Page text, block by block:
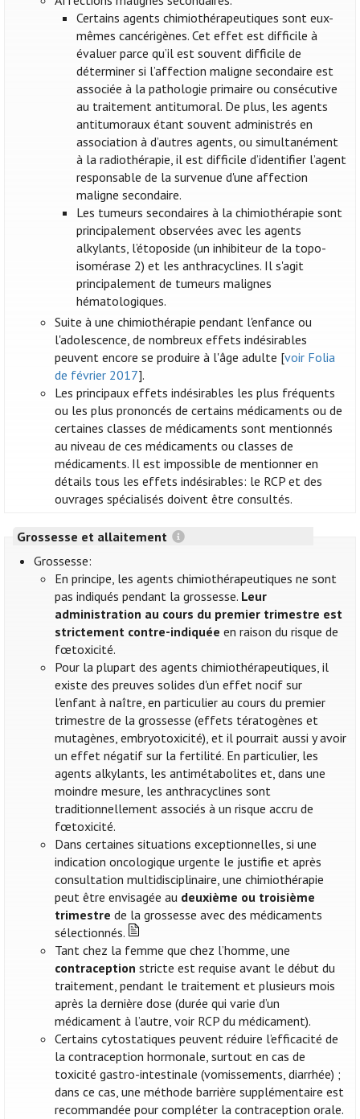
Certains agents chimiothérapeutiques sont eux-
mêmes cancérigènes. Cet effet est difficile à
évaluer parce qu’il est souvent difficile de
déterminer si l’affection maligne secondaire est
associée à la pathologie primaire ou consécutive
au traitement antitumoral. De plus, les agents
antitumoraux étant souvent administrés en
association à d’autres agents, ou simultanément
à la radiothérapie, il est difficile d’identifier l’agent
responsable de la survenue d'une affection
maligne secondaire.
Les tumeurs secondaires à la chimiothérapie sont
principalement observées avec les agents
alkylants, l’étoposide (un inhibiteur de la topo-
isomérase 2) et les anthracyclines. Il s'agit
principalement de tumeurs malignes
hématologiques.
Suite à une chimiothérapie pendant l'enfance ou
l'adolescence, de nombreux effets indésirables
peuvent encore se produire à l'âge adulte [voir Folia
de février 2017].
Les principaux effets indésirables les plus fréquents
ou les plus prononcés de certains médicaments ou de
certaines classes de médicaments sont mentionnés
au niveau de ces médicaments ou classes de
médicaments. Il est impossible de mentionner en
détails tous les effets indésirables: le RCP et des
ouvrages spécialisés doivent être consultés.
Grossesse et allaitement
Grossesse:
En principe, les agents chimiothérapeutiques ne sont
pas indiqués pendant la grossesse. Leur
administration au cours du premier trimestre est
strictement contre-indiquée en raison du risque de
fœtoxicité.
Pour la plupart des agents chimiothérapeutiques, il
existe des preuves solides d'un effet nocif sur
l'enfant à naître, en particulier au cours du premier
trimestre de la grossesse (effets tératogènes et
mutagènes, embryotoxicité), et il pourrait aussi y avoir
un effet négatif sur la fertilité. En particulier, les
agents alkylants, les antimétabolites et, dans une
moindre mesure, les anthracyclines sont
traditionnellement associés à un risque accru de
fœtoxicité.
Dans certaines situations exceptionnelles, si une
indication oncologique urgente le justifie et après
consultation multidisciplinaire, une chimiothérapie
peut être envisagée au deuxième ou troisième
trimestre de la grossesse avec des médicaments
sélectionnés.
Tant chez la femme que chez l’homme, une
contraception stricte est requise avant le début du
traitement, pendant le traitement et plusieurs mois
après la dernière dose (durée qui varie d’un
médicament à l’autre, voir RCP du médicament).
Certains cytostatiques peuvent réduire l’efficacité de
la contraception hormonale, surtout en cas de
toxicité gastro-intestinale (vomissements, diarrhée) ;
dans ce cas, une méthode barrière supplémentaire est
recommandée pour compléter la contraception orale.